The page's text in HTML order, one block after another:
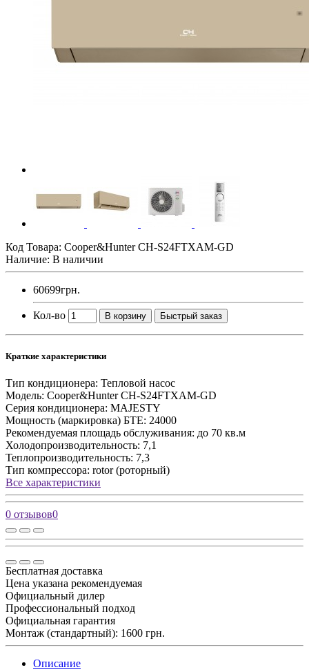
Код Товара: Cooper&Hunter CH-S24FTXAM-GD
Наличие: В наличии
60699грн.
Кол-во В корзину Быстрый заказ
Краткие характеристики
Тип кондиционера: Тепловой насос
Модель: Cooper&Hunter CH-S24FTXAM-GD
Серия кондиционера: MAJESTY
Мощность (маркировка) БТЕ: 24000
Рекомендуемая площадь обслуживания: до 70 кв.м
Холодопроизводительность: 7,1
Теплопроизводительность: 7,3
Тип компрессора: rotor (роторный)
Все характеристики
0 отзывов0
Бесплатная доставка
Цена указана рекомендуемая
Официальный дилер
Профессиональный подход
Официальная гарантия
Монтаж (стандартный): 1600 грн.
Описание